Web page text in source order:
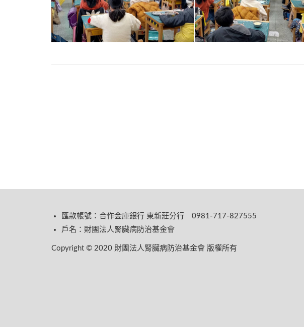
匯款帳號：合作金庫銀行 東新莊分行 0981-717-827555
戶名：財團法人腎臟病防治基金會
Copyright © 2020 財團法人腎臟病防治基金會 版權所有